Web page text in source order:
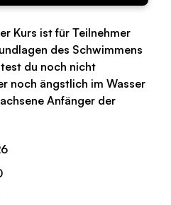
Kurs ist für Teilnehmer
des Schwimmens
du noch nicht
noch ängstlich im Wasser
Anfänger der